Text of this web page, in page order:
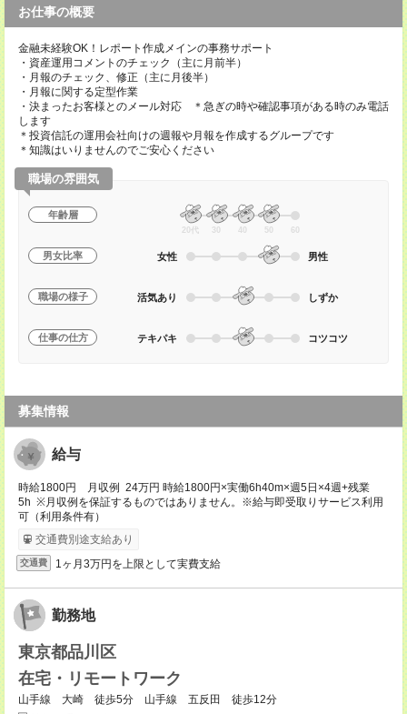
お仕事の概要
金融未経験OK！レポート作成メインの事務サポート
・資産運用コメントのチェック（主に月前半）
・月報のチェック、修正（主に月後半）
・月報に関する定型作業
・決まったお客様とのメール対応 ＊急ぎの時や確認事項がある時のみ電話
します
＊投資信託の運用会社向けの週報や月報を作成するグループです
＊知識はいりませんのでご安心ください
職場の雰囲気
年齢層
20代 30 40 50 60
男女比率 女性 男性
職場の様子 活気あり しずか
仕事の仕方 テキパキ コツコツ
募集情報
給与
時給1800円 月収例 24万円 時給1800円×実働6h40m×週5日×4週+残業
5h ※月収例を保証するものではありません。※給与即受取りサービス利用
可（利用条件有）
交通費別途支給あり
交通費 1ヶ月3万円を上限として実費支給
勤務地
東京都品川区
在宅・リモートワーク
山手線 大崎 徒歩5分 山手線 五反田 徒歩12分